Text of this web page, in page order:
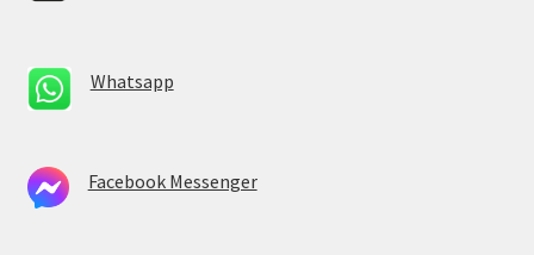
Whatsapp
Facebook Messenger